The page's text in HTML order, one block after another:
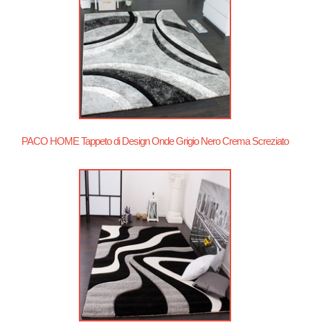
PACO HOME Tappeto di Design Onde Grigio Nero Crema Screziato